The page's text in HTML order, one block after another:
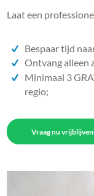
Laat een
Bespaar tijd
Ontvang alleen
Minimaal 3
regio;
Vraag nu